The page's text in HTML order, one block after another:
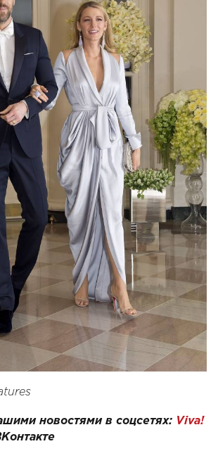
новостями в соцсетях: Viva!